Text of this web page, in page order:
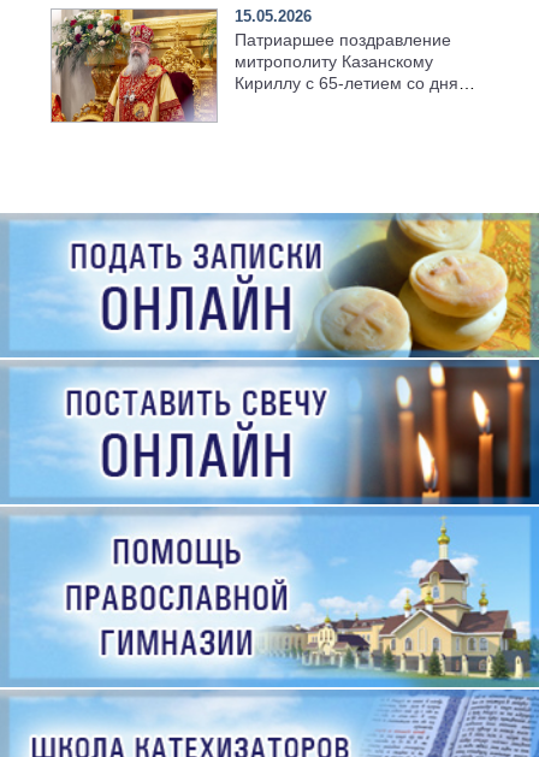
15.05.2026
Патриаршее поздравление
митрополиту Казанскому
Кириллу с 65-летием со дня